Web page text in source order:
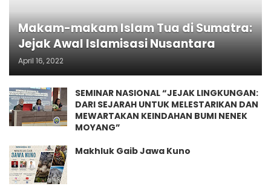
Makam-makam Islam Tua di Sumatra:
Jejak Awal Islamisasi Nusantara
April 16, 2022
SEMINAR NASIONAL “JEJAK LINGKUNGAN:
DARI SEJARAH UNTUK MELESTARIKAN DAN
MEWARTAKAN KEINDAHAN BUMI NENEK
MOYANG”
Makhluk Gaib Jawa Kuno